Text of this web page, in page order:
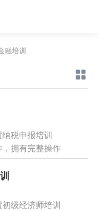
融培训
税申报培训
拥有完整操作
下热点、新增
涉税内容，不
，提...
级经济师培训